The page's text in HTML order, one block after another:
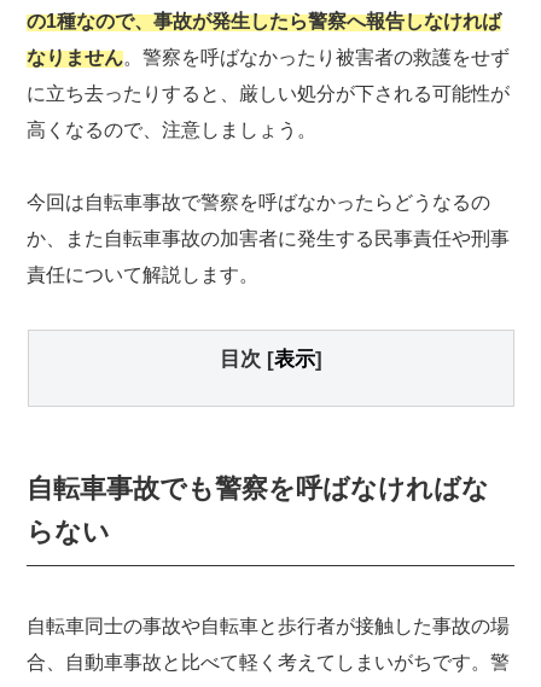
の1種なので、事故が発生したら警察へ報告しなければ
なりません。警察を呼ばなかったり被害者の救護をせず
に立ち去ったりすると、厳しい処分が下される可能性が
高くなるので、注意しましょう。
今回は自転車事故で警察を呼ばなかったらどうなるの
か、また自転車事故の加害者に発生する民事責任や刑事
責任について解説します。
目次 [表示]
自転車事故でも警察を呼ばなければな
らない
自転車同士の事故や自転車と歩行者が接触した事故の場
合、自動車事故と比べて軽く考えてしまいがちです。警